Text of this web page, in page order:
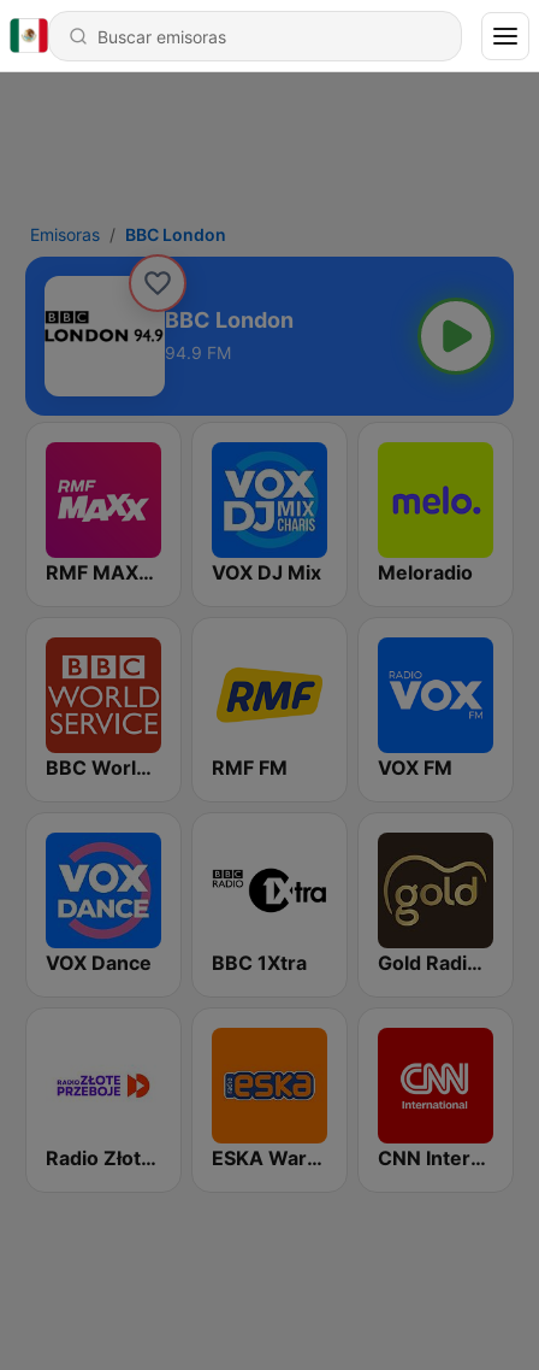
Emisoras BBC London
BBC London
94.9 FM
RMF MAXXX VOX DJ Mix Meloradio
BBC World Service RMF FM VOX FM
VOX Dance BBC 1Xtra Gold Radio UK
Radio Złote Przeboje ESKA Warszawa CNN International